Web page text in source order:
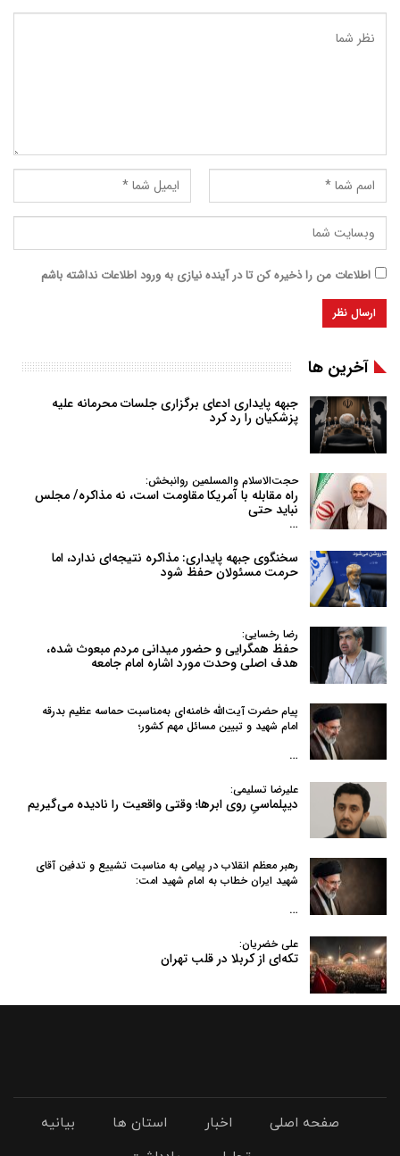
اطلاعات من را ذخیره کن تا در آینده نیازی به ورود اطلاعات نداشته باشم
آخرین ها
جبهه پایداری ادعای برگزاری جلسات محرمانه علیه
پزشکیان را رد کرد
حجت‌الاسلام والمسلمین روانبخش:
راه مقابله با آمریکا مقاومت است، نه مذاکره/ مجلس
نباید حتی
…
سخنگوی جبهه پایداری: مذاکره نتیجه‌ای ندارد، اما
حرمت مسئولان حفظ شود
رضا رخسایی:
حفظ همگرایی و حضور میدانی مردم مبعوث شده،
هدف اصلی وحدت مورد اشاره امام جامعه
پیام حضرت آیت‌الله خامنه‌ای به‌مناسبت حماسه عظیم بدرقه
امام شهید و تبیین مسائل مهم کشور؛
…
علیرضا تسلیمی:
دیپلماسیِ روی ابرها؛ وقتی واقعیت را نادیده می‌گیریم
رهبر معظم انقلاب در پیامی به‌ مناسبت تشییع و تدفین آقای
شهید ایران خطاب به امام شهید امت:
…
علی خضریان:
تکه‌ای از کربلا در قلب تهران
صفحه اصلی اخبار استان ها
بیانیه